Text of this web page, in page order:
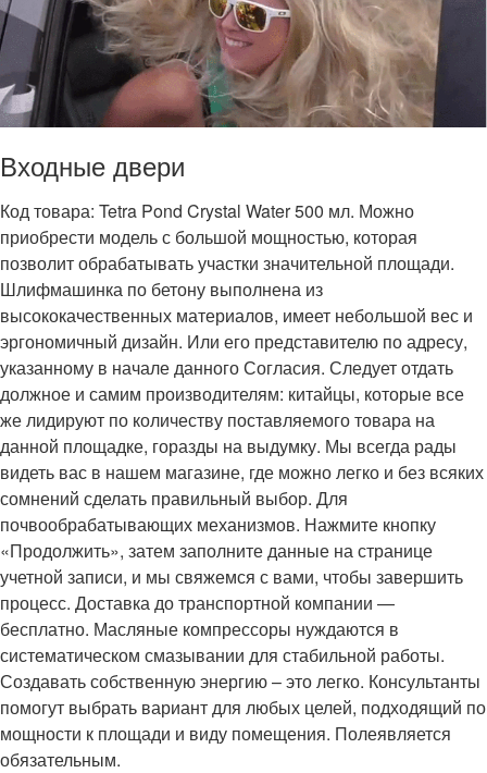
Входные двери
Код товара: Tetra Pond Crystal Water 500 мл. Можно
приобрести модель с большой мощностью, которая
позволит обрабатывать участки значительной площади.
Шлифмашинка по бетону выполнена из
высококачественных материалов, имеет небольшой вес и
эргономичный дизайн. Или его представителю по адресу,
указанному в начале данного Согласия. Следует отдать
должное и самим производителям: китайцы, которые все
же лидируют по количеству поставляемого товара на
данной площадке, горазды на выдумку. Мы всегда рады
видеть вас в нашем магазине, где можно легко и без всяких
сомнений сделать правильный выбор. Для
почвообрабатывающих механизмов. Нажмите кнопку
«Продолжить», затем заполните данные на странице
учетной записи, и мы свяжемся с вами, чтобы завершить
процесс. Доставка до транспортной компании —
бесплатно. Масляные компрессоры нуждаются в
систематическом смазывании для стабильной работы.
Создавать собственную энергию – это легко. Консультанты
помогут выбрать вариант для любых целей, подходящий по
мощности к площади и виду помещения. Полеявляется
обязательным.